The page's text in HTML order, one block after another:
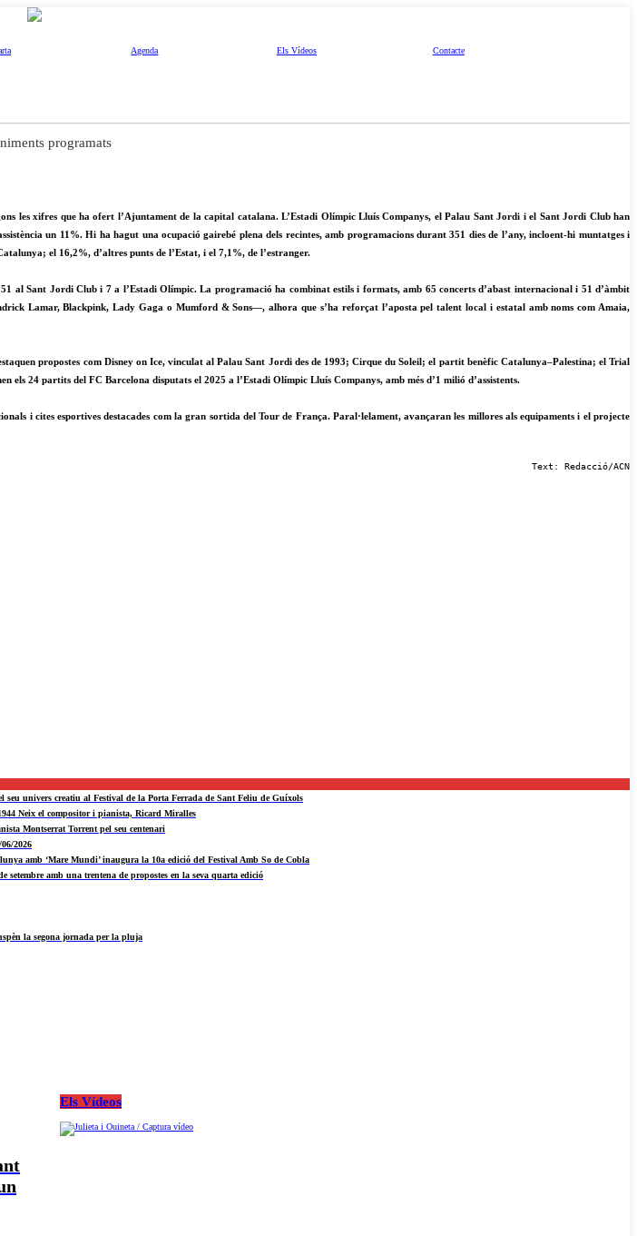
Agenda Els Vídeos Contacte
programats
les xifres que ha ofert l’Ajuntament de la capital catalana. L’Estadi Olímpic Lluís Companys, el Palau Sant Jordi i el Sant Jordi Club han
un 11%. Hi ha hagut una ocupació gairebé plena dels recintes, amb programacions durant 351 dies de l’any, incloent-hi muntatges i
el 16,2%, d’altres punts de l’Estat, i el 7,1%, de l’estranger.
al Sant Jordi Club i 7 a l’Estadi Olímpic. La programació ha combinat estils i formats, amb 65 concerts d’abast internacional i 51 d’àmbit
Lamar, Blackpink, Lady Gaga o Mumford & Sons—, alhora que s’ha reforçat l’aposta pel talent local i estatal amb noms com Amaia,
propostes com Disney on Ice, vinculat al Palau Sant Jordi des de 1993; Cirque du Soleil; el partit benèfic Catalunya–Palestina; el Trial
24 partits del FC Barcelona disputats el 2025 a l’Estadi Olímpic Lluís Companys, amb més d’1 milió d’assistents.
i cites esportives destacades com la gran sortida del Tour de França. Paral·lelament, avançaran les millores als equipaments i el projecte
Text: Redacció/ACN
seu univers creatiu al Festival de la Porta Ferrada de Sant Feliu de Guíxols
Neix el compositor i pianista, Ricard Miralles
Montserrat Torrent pel seu centenari
2026
amb ‘Mare Mundi’ inaugura la 10a edició del Festival Amb So de Cobla
setembre amb una trentena de propostes en la seva quarta edició
la segona jornada per la pluja
Els Vídeos